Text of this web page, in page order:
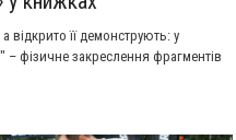
відкрито її демонструють: у
– фізичне закреслення фрагментів